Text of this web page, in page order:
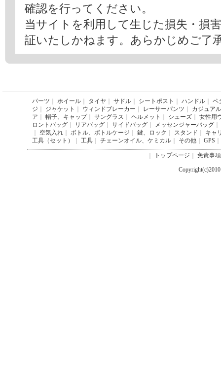
確認を行ってください。
当サイトを利用して生じた損失・損
証いたしかねます。あらかじめご了
パーツ ホイール タイヤ サドル シートポスト ハンドル
ペ
ジ
ジャケット ウィンドブレーカー レーサーパンツ
カジュア
ア
帽子、キャップ｜ サングラス ヘルメット シューズ
女性用
ロントバッグ
リアバッグ サイドバッグ メッセンジャーバッグ
空気入れ ボトル、ボトルケージ 鍵、ロック スタンド
キャ
工具（セット）
工具 チェーンオイル、ケミカル その他 GPS
トップページ 免責事項